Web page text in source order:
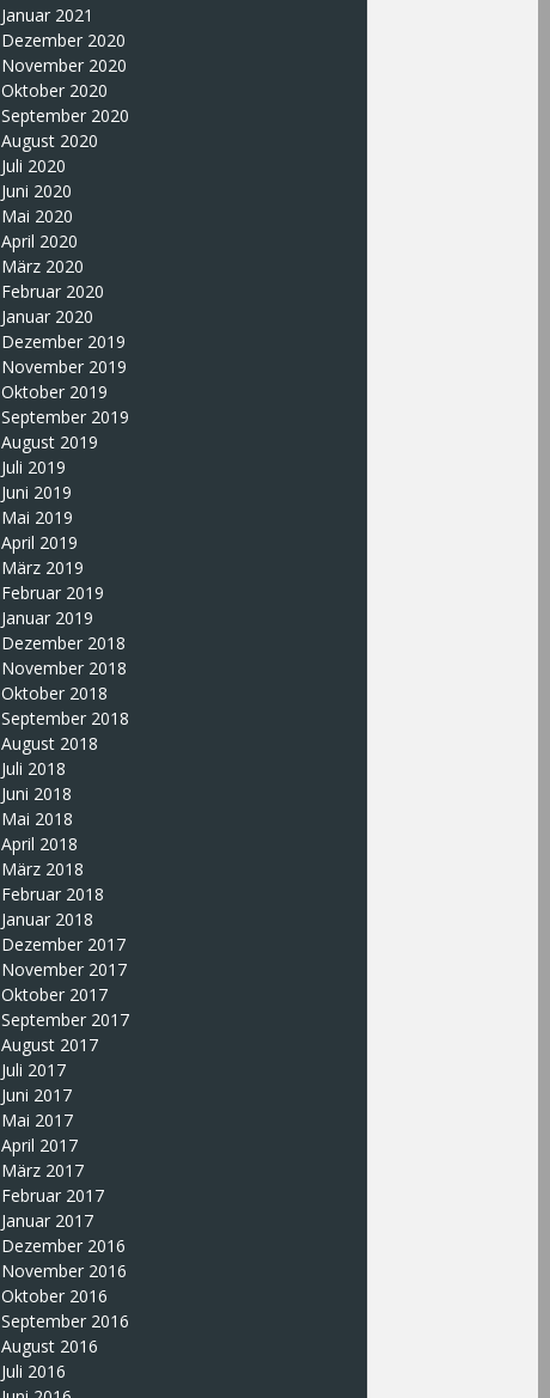
Januar 2021
Dezember 2020
November 2020
Oktober 2020
September 2020
August 2020
Juli 2020
Juni 2020
Mai 2020
April 2020
März 2020
Februar 2020
Januar 2020
Dezember 2019
November 2019
Oktober 2019
September 2019
August 2019
Juli 2019
Juni 2019
Mai 2019
April 2019
März 2019
Februar 2019
Januar 2019
Dezember 2018
November 2018
Oktober 2018
September 2018
August 2018
Juli 2018
Juni 2018
Mai 2018
April 2018
März 2018
Februar 2018
Januar 2018
Dezember 2017
November 2017
Oktober 2017
September 2017
August 2017
Juli 2017
Juni 2017
Mai 2017
April 2017
März 2017
Februar 2017
Januar 2017
Dezember 2016
November 2016
Oktober 2016
September 2016
August 2016
Juli 2016